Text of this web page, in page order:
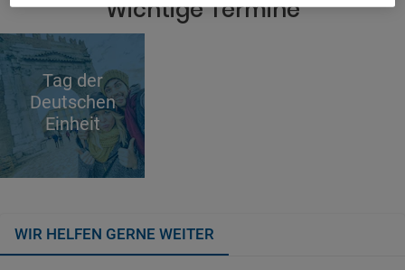
Wichtige Termine
Tag der
Deutschen
Einheit
WIR HELFEN GERNE WEITER